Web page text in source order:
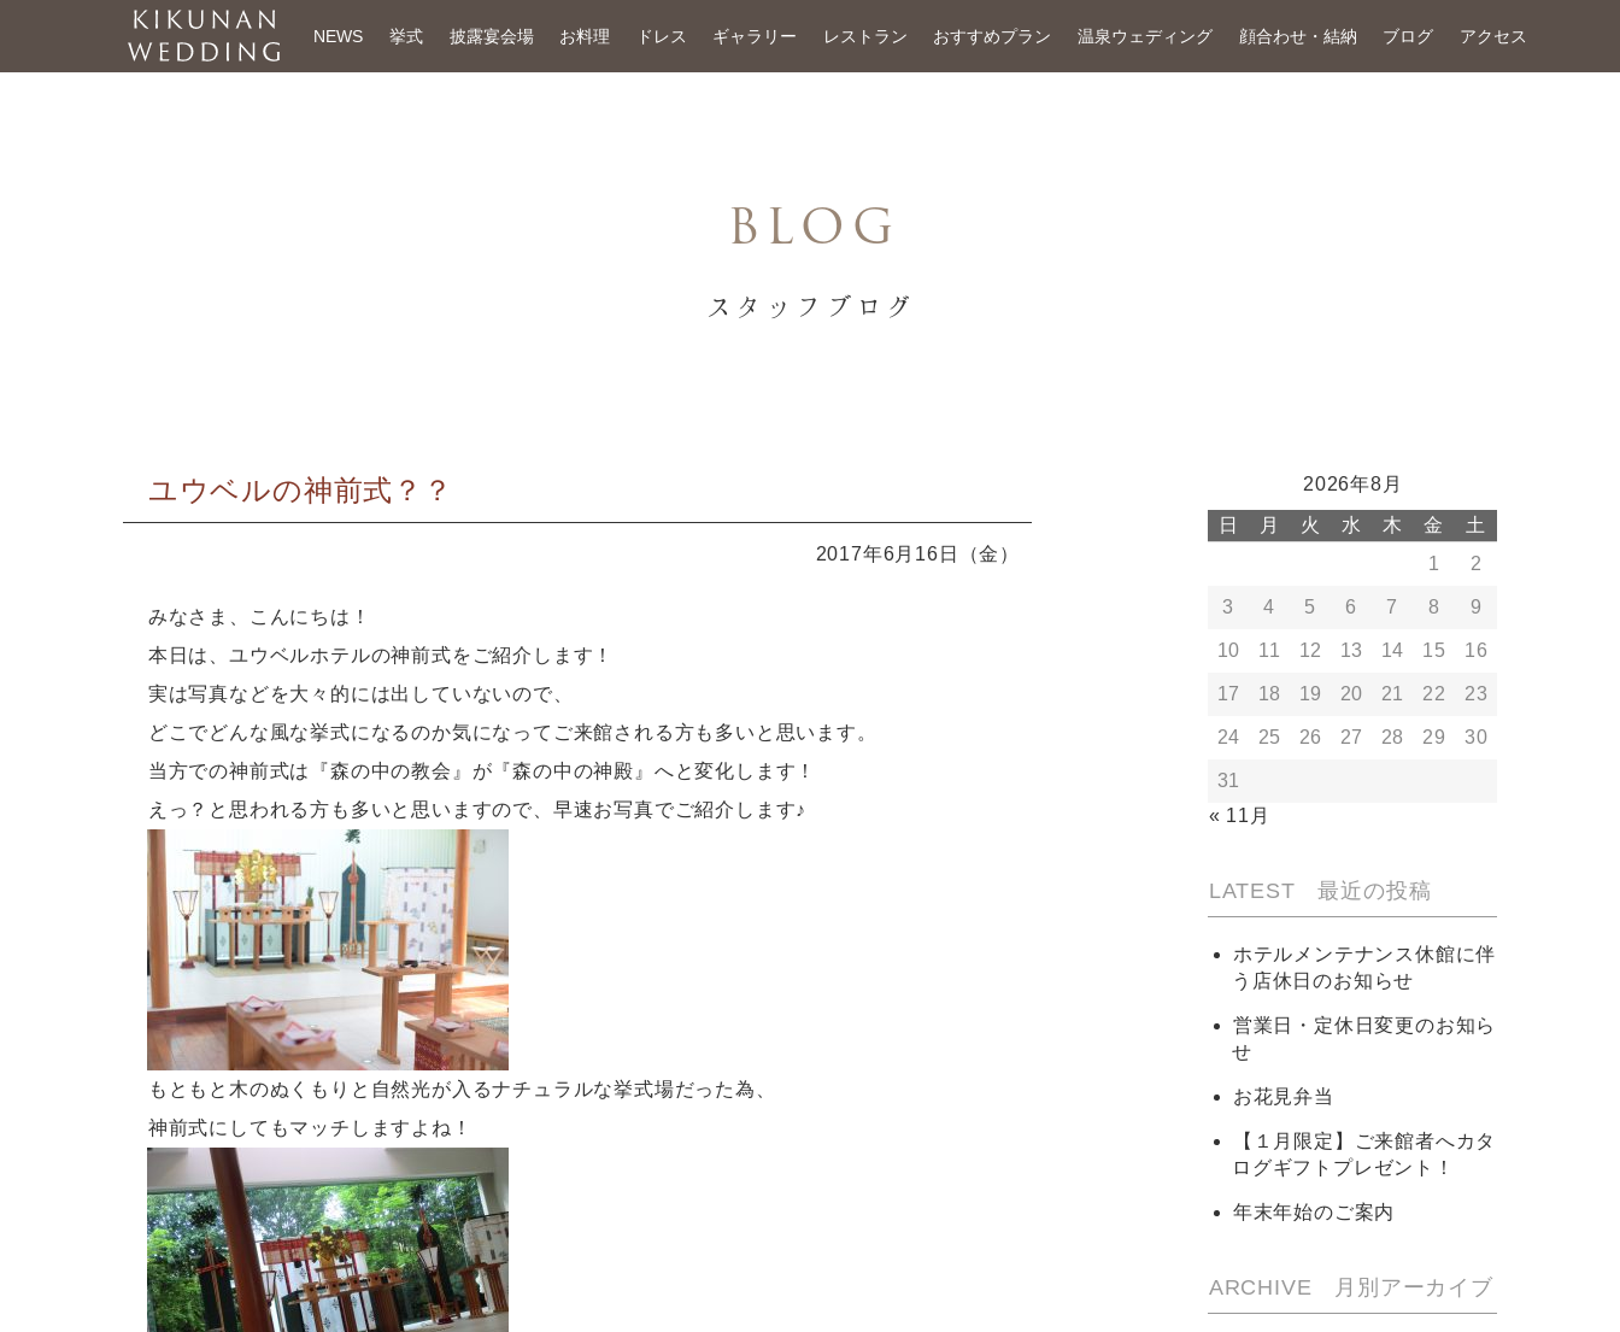
NEWS 挙式 披露宴会場 お料理 ドレス ギャラリー レストラン おすすめプラン 温泉ウェディング 顔合わせ・結納 ブログ アクセス
BLOG
スタッフブログ
ユウベルの神前式？？
2017年6月16日（金）
みなさま、こんにちは！
本日は、ユウベルホテルの神前式をご紹介します！
実は写真などを大々的には出していないので、
どこでどんな風な挙式になるのか気になってご来館される方も多いと思います。
当方での神前式は『森の中の教会』が『森の中の神殿』へと変化します！
えっ？と思われる方も多いと思いますので、早速お写真でご紹介します♪
もともと木のぬくもりと自然光が入るナチュラルな挙式場だった為、
神前式にしてもマッチしますよね！
2026年8月
日
月 火 水 木 金
土
1
2
3 4 5 6 7 8 9
10 11 12 13 14 15 16
17 18 19 20 21 22 23
24 25 26 27 28 29 30
31
« 11月
LATEST 最近の投稿
ホテルメンテナンス休館に伴
う店休日のお知らせ
営業日・定休日変更のお知ら
せ
お花見弁当
【１月限定】ご来館者へカタ
ログギフトプレゼント！
年末年始のご案内
ARCHIVE 月別アーカイブ